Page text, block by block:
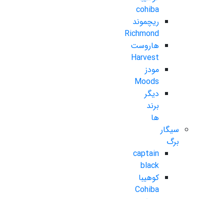
cohiba
ریچموند
Richmond
هاروست
Harvest
مودز
Moods
دیگر
برند
ها
سیگار
برگ
captain
black
کوهیبا
Cohiba